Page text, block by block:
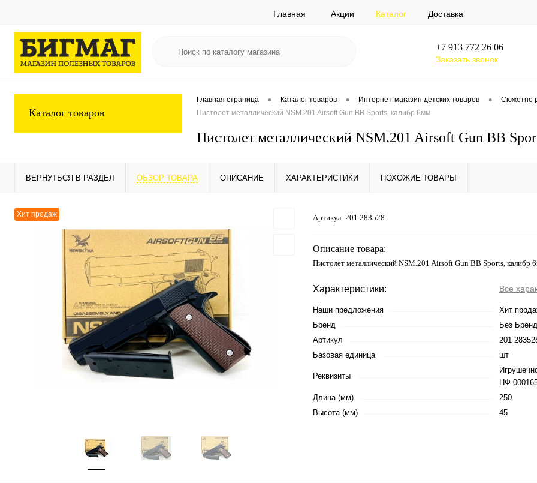
Главная Акции Каталог Доставка
+7 913 772 26 06
Заказать звонок
Каталог товаров
Главная страница • Каталог товаров • Интернет-магазин детских товаров • Сюжетно
Пистолет металлический NSM.201 Airsoft Gun BB Sports, калибр 6мм
Пистолет металлический NSM.201 Airsoft Gun BB
ВЕРНУТЬСЯ В РАЗДЕЛ ОБЗОР ТОВАРА ОПИСАНИЕ ХАРАКТЕРИСТИКИ ПОХОЖИЕ ТОВАРЫ
Хит продаж Артикул: 201 283528
Описание товара:
Пистолет металлический NSM.201 Airsoft Gun BB Sports, калибр
Характеристики: Все
Наши предложения
Хит
Бренд
Без
Артикул
201
Базовая единица
шт
Реквизиты
НФ-
Длина (мм)
250
Высота (мм)
45